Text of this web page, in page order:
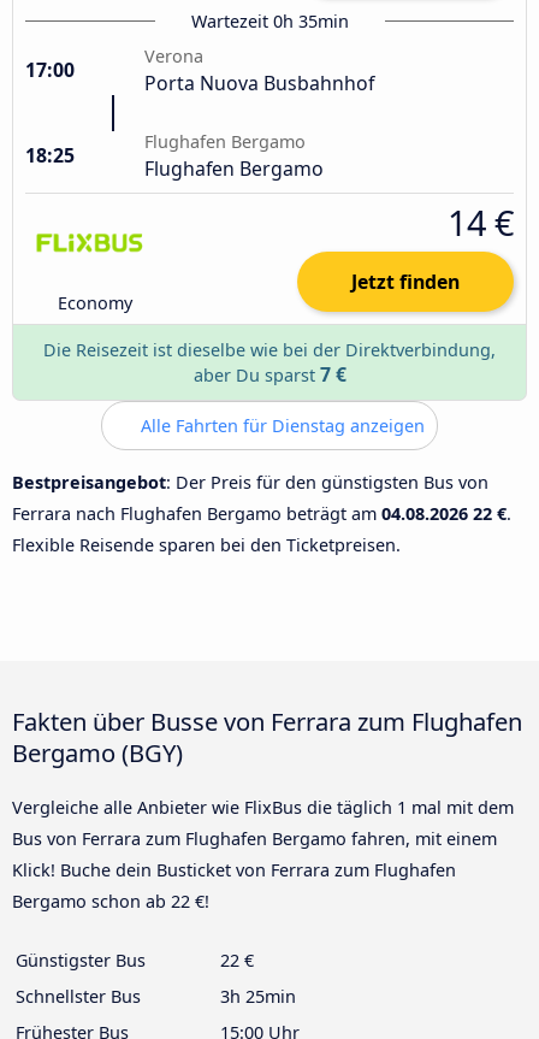
Wartezeit 0h 35min
17:00
Verona
Porta Nuova Busbahnhof
18:25
Flughafen Bergamo
Flughafen Bergamo
Economy
14 €
Jetzt finden
Die Reisezeit ist dieselbe wie bei der Direktverbindung,
aber Du sparst 7 €
Alle Fahrten für Dienstag anzeigen
Bestpreisangebot: Der Preis für den günstigsten Bus von
Ferrara nach Flughafen Bergamo beträgt am 04.08.2026 22 €.
Flexible Reisende sparen bei den Ticketpreisen.
Fakten über Busse von Ferrara zum Flughafen
Bergamo (BGY)
Vergleiche alle Anbieter wie FlixBus die täglich 1 mal mit dem
Bus von Ferrara zum Flughafen Bergamo fahren, mit einem
Klick! Buche dein Busticket von Ferrara zum Flughafen
Bergamo schon ab 22 €!
Günstigster Bus
22 €
Schnellster Bus
3h 25min
Frühester Bus
15:00 Uhr